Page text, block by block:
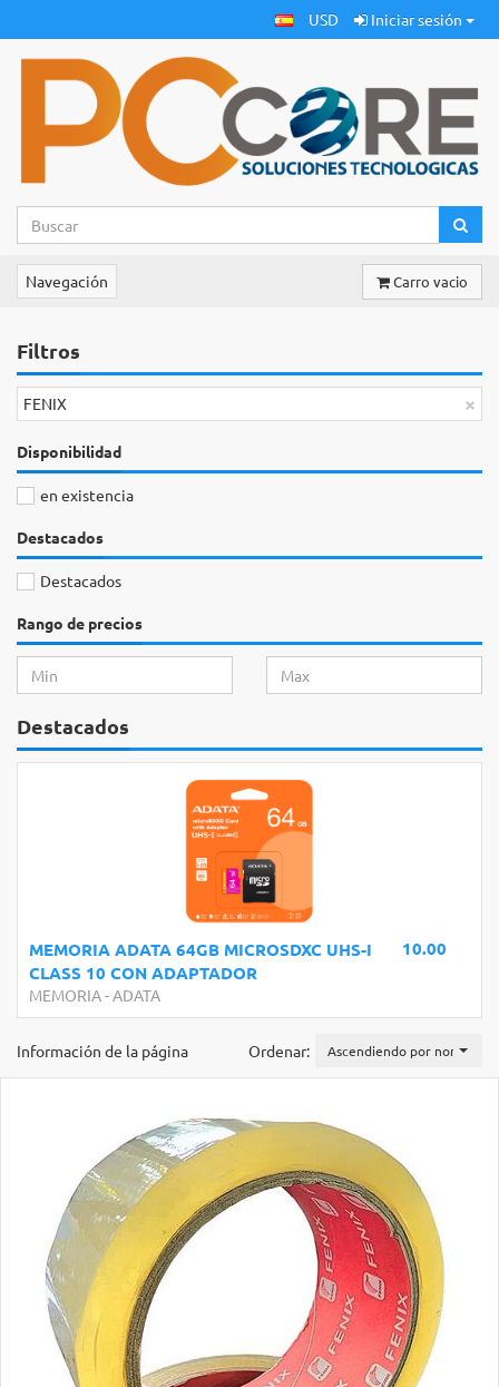
USD Iniciar sesión
Navegación Carro vacio
Filtros
×
FENIX
Disponibilidad
en existencia
Destacados
Destacados
Rango de precios
Destacados
10.00
MEMORIA ADATA 64GB MICROSDXC UHS-I
CLASS 10 CON ADAPTADOR
MEMORIA-ADATA
Ordenar: Ascendiendo por nombre
Información de la página